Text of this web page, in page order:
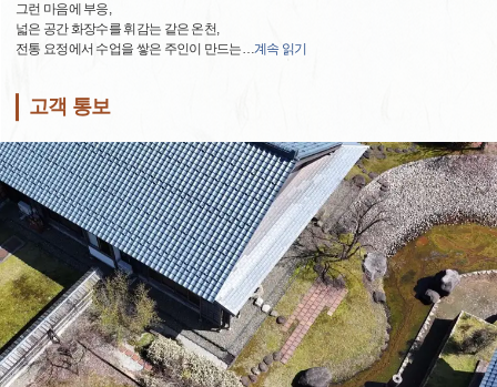
그런 마음에 부응,
넓은 공간 화장수를 휘감는 같은 온천,
전통 요정에서 수업을 쌓은 주인이 만드는…계속 읽기
고객 통보